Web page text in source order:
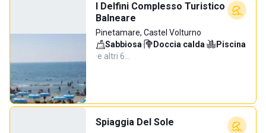
I Delfini Complesso Turistico
Balneare
Pinetamare, Castel Volturno
Sabbiosa· Doccia calda·
Piscina
·e altri 6…
Spiaggia Del Sole